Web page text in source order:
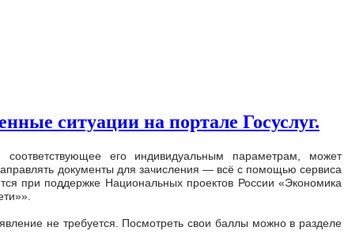
ситуации на портале Госуслуг.
его индивидуальным параметрам, может
документы для зачисления — всё с помощью сервиса
при поддержке Национальных проектов России «Экономика
не требуется. Посмотреть свои баллы можно в разделе